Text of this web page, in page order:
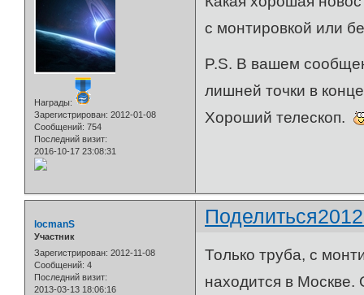
Награды:
Зарегистрирован: 2012-01-08
Сообщений: 754
Последний визит:
2016-10-17 23:08:31
с монтировкой или
P.S. В вашем
лишней точки в
Хороший телескоп.
Поделиться
locmanS
Участник
Зарегистрирован: 2012-11-08
Сообщений: 4
Последний визит:
2013-03-13 18:06:16
Только труба, с
находится в Москве.